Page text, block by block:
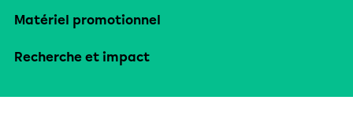
Matériel promotionnel
Recherche et impact